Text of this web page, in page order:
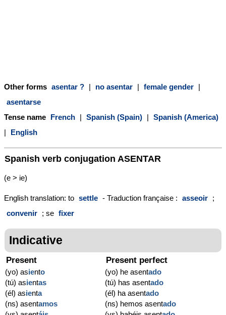
Other forms asentar ? | no asentar | female gender |
asentarse
Tense name French | Spanish (Spain) | Spanish (America)
|
English
Spanish verb conjugation ASENTAR
(e > ie)
English translation: to settle - Traduction française : asseoir ;
convenir ; se fixer
Indicative
Present
(yo) asiento
(tú) asientas
(él) asienta
(ns) asentamos
Present perfect
(yo) he asentado
(tú) has asentado
(él) ha asentado
(ns) hemos asentado